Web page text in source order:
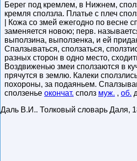
Берег под кремлем, в Нижнем,
кремля сползла. Платье с плеч
| Кожа со змей ежегодно по весне
заменяется новою; перв.
выползина, выползенка, и ей
Спалзываться, сползаться,
разных сторон в одно место,
Воздвиженью змеи сползаются в
прячутся в землю. Калеки
похороны, за подаяньем.
сползенье окончат. сполз муж. , об.
Даль В.И.. Толковый словарь Даля,